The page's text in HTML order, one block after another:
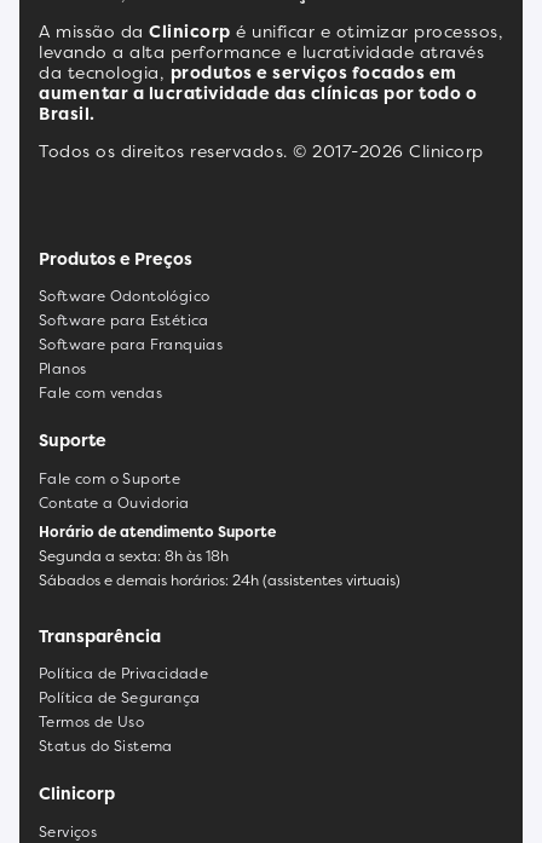
A missão da Clinicorp é unificar e otimizar processos,
levando a alta performance e lucratividade através
da tecnologia, produtos e serviços focados em
aumentar a lucratividade das clínicas por todo o
Brasil.
Todos os direitos reservados. © 2017-2026 Clinicorp
Produtos e Preços
Software Odontológico
Software para Estética
Software para Franquias
Planos
Fale com vendas
Suporte
Fale com o Suporte
Contate a Ouvidoria
Horário de atendimento Suporte
Segunda a sexta: 8h às 18h
Sábados e demais horários: 24h (assistentes virtuais)
Transparência
Política de Privacidade
Política de Segurança
Termos de Uso
Status do Sistema
Clinicorp
Serviços